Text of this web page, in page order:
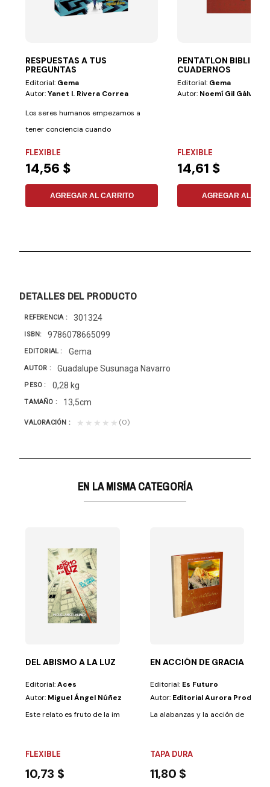
RESPUESTAS A TUS
PREGUNTAS
Editorial: Gema
Autor:Yanet I. Rivera Correa
Los seres humanos empezamos a
tener conciencia cuando
FLEXIBLE
14,56 $
AGREGAR AL CARRITO
PENTATLON BIBLICO
CUADERNOS
Editorial: Gema
Autor: Noemí Gil Gálvez
FLEXIBLE
14,61 $
AGREGAR AL
DETALLES DEL PRODUCTO
REFERENCIA 301324
ISBN 9786078665099
EDITORIAL Gema
AUTOR Guadalupe Susunaga Navarro
PESO 0,28 kg
TAMAÑO 13,5cm
VALORACIÓN ★★★★★ (0)
EN LA MISMA CATEGORÍA
Los acreedores reclaman sus intereses. Los...
DEL ABISMO A LA LUZ
Editorial:Aces
Autor: Miguel Ángel Núñez
Este relato es fruto de la imaginación del autor y tiene por objeto
FLEXIBLE
10,73 $
EN ACCIÓN DE GRACIAS,
Editorial: Es Futuro
Autor: Editorial Aurora
La alabanzas y la acción de
TAPA DURA
11,80 $